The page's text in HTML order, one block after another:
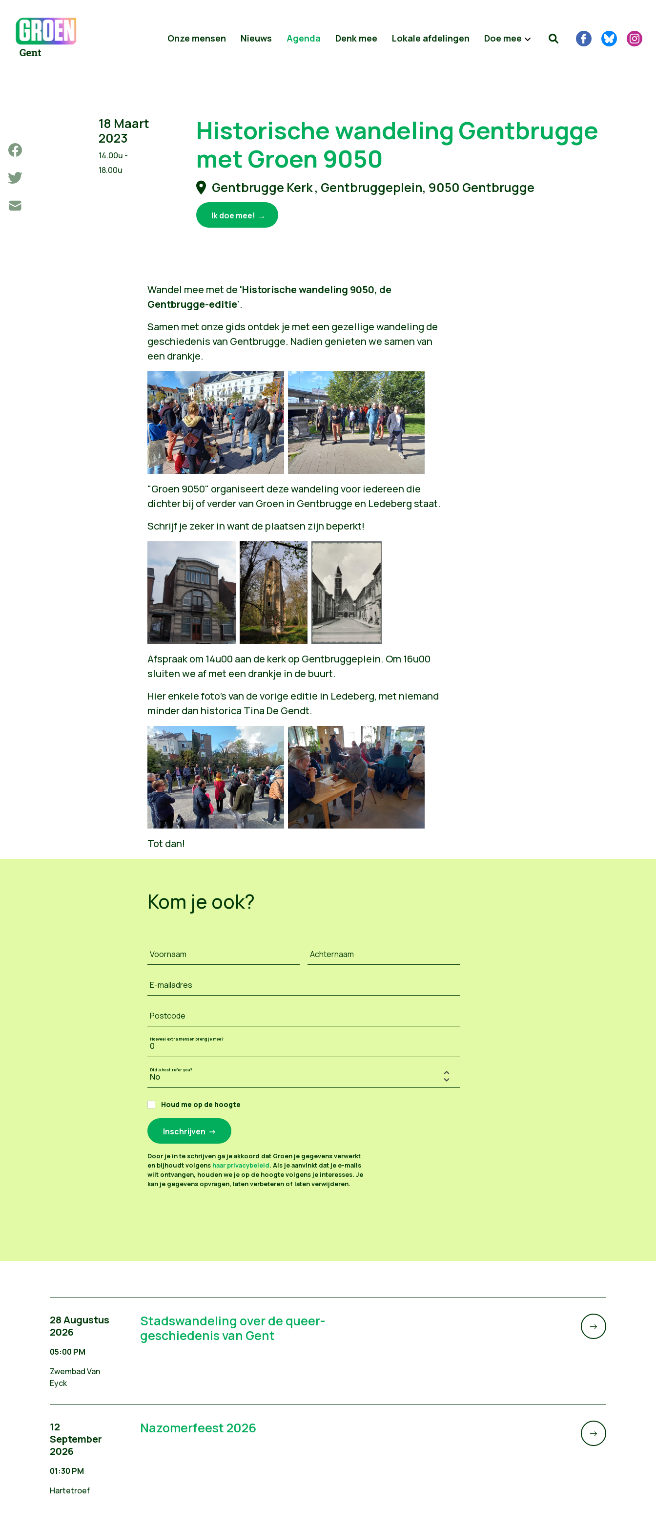
Onze mensen Nieuws Agenda Denk mee Lokale afdelingen Doe mee
18 Maart
2023
14.00u -
18.00u
Historische wandeling Gentbrugge
met Groen 9050
Gentbrugge Kerk , Gentbruggeplein, 9050 Gentbrugge
Ik doe mee!
Wandel mee met de 'Historische wandeling 9050, de
Gentbrugge-editie'.
Samen met onze gids ontdek je met een gezellige wandeling de
geschiedenis van Gentbrugge. Nadien genieten we samen van
een drankje.
"Groen 9050" organiseert deze wandelingvoor iedereen die
dichter bij of verder van Groen in Gentbrugge en Ledeberg staat.
Schrijf je zeker in want de plaatsen zijn beperkt!
Afspraak om 14u00 aan de kerk op Gentbruggeplein. Om 16u00
sluiten we af met een drankje in de buurt.
Hier enkele foto's van de vorige editie in Ledeberg, met niemand
minder dan historica Tina De Gendt.
Tot dan!
Kom je ook?
Voornaam Achternaam
E-mailadres
Postcode
Hoeveel extra mensen breng je mee?
Did a host refer you?
Houd me op de hoogte
Door je in te schrijven ga je akkoord dat Groen je gegevens verwerkt
en bijhoudt volgens haar privacybeleid. Als je aanvinkt dat je e-mails
wilt ontvangen, houden we je op de hoogte volgens je interesses. Je
kan je gegevens opvragen, laten verbeteren of laten verwijderen.
28 Augustus
2026
05:00 PM
Zwembad Van
Eyck
Stadswandeling over de queer-
geschiedenis van Gent
->
12
September
2026
01:30 PM
Hartetroef
Nazomerfeest 2026 ->